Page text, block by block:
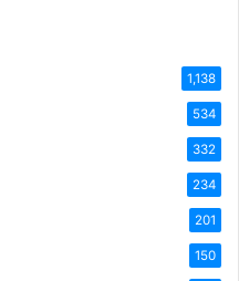
1,138
534
332
234
201
150